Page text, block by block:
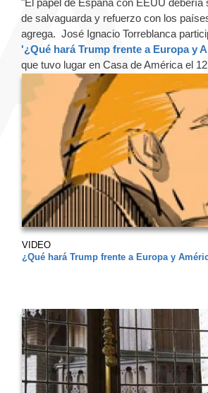
de salvaguarda y refuerzo con los
agrega. José Ignacio Torreblanca
'¿Qué hará Trump frente a Europa y
que tuvo lugar en Casa de América el
VIDEO
¿Qué hará Trump frente a Europa y